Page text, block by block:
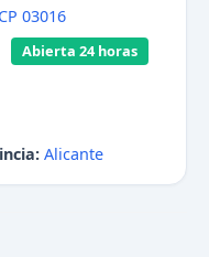
CP 03016
Abierta 24 horas
Alicante